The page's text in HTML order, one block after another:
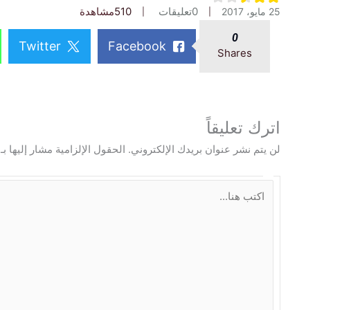
25 مايو، 2017 0تعليقات 510مشاهدة
0
Shares
Facebook
Twitter
اترك تعليقاً
لن يتم نشر عنوان بريدك الإلكتروني. الحقول الإلزامية مشار إليها بـ